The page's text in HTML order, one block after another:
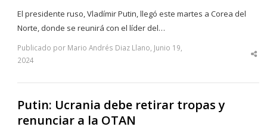
El presidente ruso, Vladímir Putin, llegó este martes a Corea del
Norte, donde se reunirá con el líder del…
Publicado por Mario Andrés Diaz Llano, Junio 19,
2024
Putin: Ucrania debe retirar tropas y
renunciar a la OTAN